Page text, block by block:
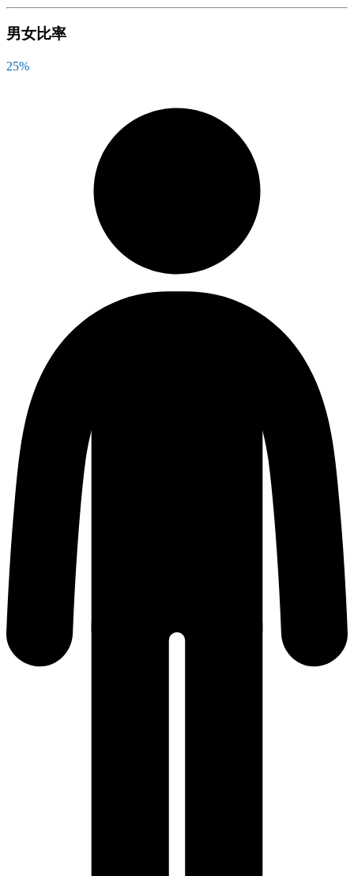
男女比率
25%